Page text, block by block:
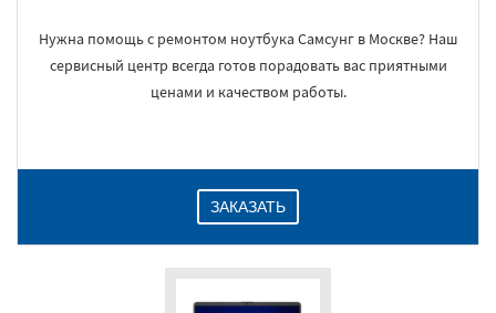
Нужна помощь с ремонтом ноутбука Самсунг в Москве? Наш
сервисный центр всегда готов порадовать вас приятными
ценами и качеством работы.
ЗАКАЗАТЬ
×